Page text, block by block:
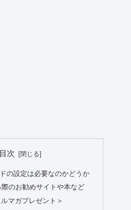
目次
の設定は必要なのかどうか
のお勧めサイトや本など
マガプレゼント＞